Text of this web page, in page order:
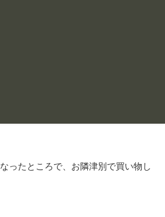
ったところで、お隣津別で買い物し